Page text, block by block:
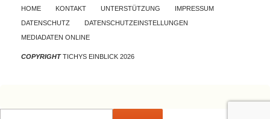
Skip to content
HOME KONTAKT UNTERSTÜTZUNG
IMPRESSUM
DATENSCHUTZ
DATENSCHUTZEINSTELLUNGEN
MEDIADATEN ONLINE
COPYRIGHTTICHYS EINBLICK 2026